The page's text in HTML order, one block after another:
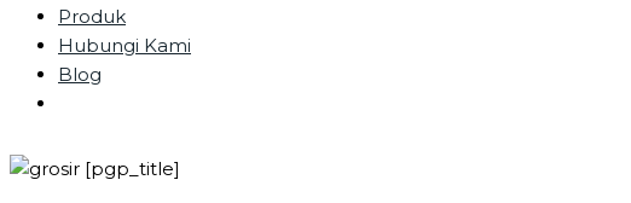
Produk
Hubungi Kami
Blog